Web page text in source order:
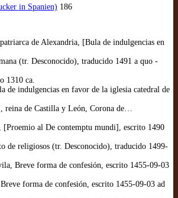
in Spanien) 186
de Alexandria, [Bula de indulgencias en
(tr. Desconocido), traducido 1491 a quo -
1310 ca.
de indulgencias en favor de la iglesia catedral de
reina de Castilla y León, Corona de…
al De contemptu mundi], escrito 1490
de religiosos (tr. Desconocido), traducido 1499-
Breve forma de confesión, escrito 1455-09-03
forma de confesión, escrito 1455-09-03 ad